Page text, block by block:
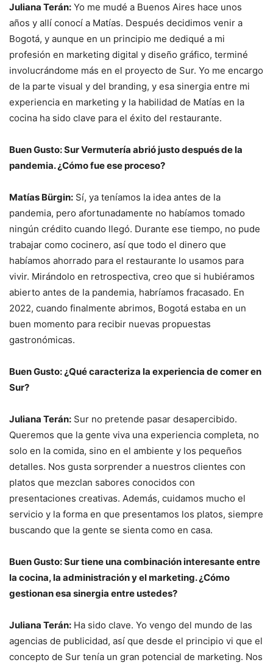
Juliana Terán: Yo me mudé a Buenos Aires hace unos
años y allí conocí a Matías. Después decidimos venir a
Bogotá, y aunque en un principio me dediqué a mi
profesión en marketing digital y diseño gráfico, terminé
involucrándome más en el proyecto de Sur. Yo me encargo
de la parte visual y del branding, y esa sinergia entre mi
experiencia en marketing y la habilidad de Matías en la
cocina ha sido clave para el éxito del restaurante.
Buen Gusto: Sur Vermutería abrió justo después de la
pandemia. ¿Cómo fue ese proceso?
Matías Bürgin: Sí, ya teníamos la idea antes de la
pandemia, pero afortunadamente no habíamos tomado
ningún crédito cuando llegó. Durante ese tiempo, no pude
trabajar como cocinero, así que todo el dinero que
habíamos ahorrado para el restaurante lo usamos para
vivir. Mirándolo en retrospectiva, creo que si hubiéramos
abierto antes de la pandemia, habríamos fracasado. En
2022, cuando finalmente abrimos, Bogotá estaba en un
buen momento para recibir nuevas propuestas
gastronómicas.
Buen Gusto: ¿Qué caracteriza la experiencia de comer en
Sur?
Juliana Terán: Sur no pretende pasar desapercibido.
Queremos que la gente viva una experiencia completa, no
solo en la comida, sino en el ambiente y los pequeños
detalles. Nos gusta sorprender a nuestros clientes con
platos que mezclan sabores conocidos con
presentaciones creativas. Además, cuidamos mucho el
servicio y la forma en que presentamos los platos, siempre
buscando que la gente se sienta como en casa.
Buen Gusto: Sur tiene una combinación interesante entre
la cocina, la administración y el marketing. ¿Cómo
gestionan esa sinergia entre ustedes?
Juliana Terán: Ha sido clave. Yo vengo del mundo de las
agencias de publicidad, así que desde el principio vi que el
concepto de Sur tenía un gran potencial de marketing. Nos